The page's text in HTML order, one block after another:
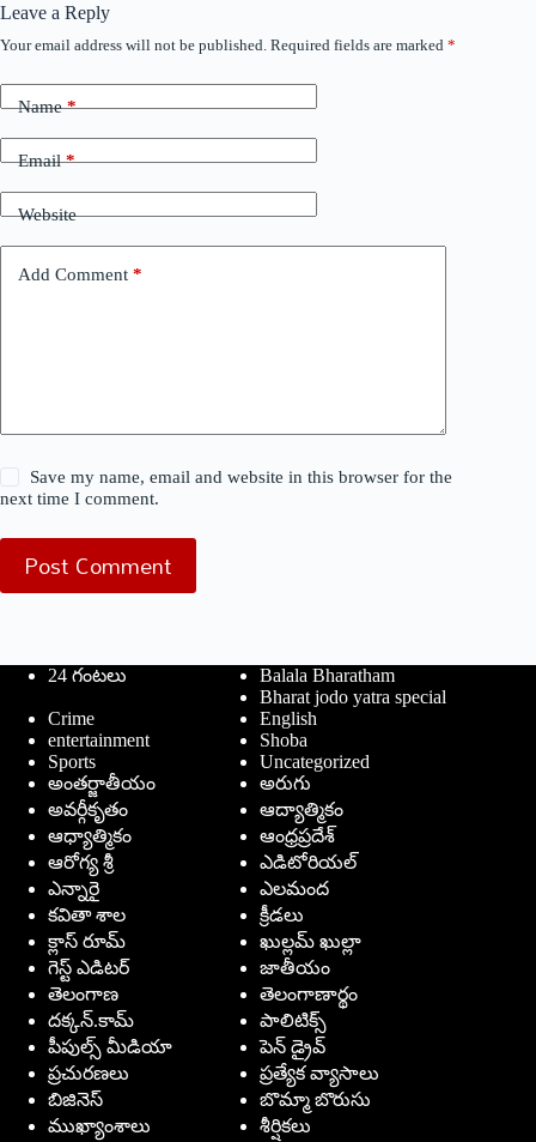
Leave a Reply
Your email address will not be published. Required fields are marked *
Name*
Email*
Website
Add Comment *
Save my name, email and website in this browser for the
next time I comment.
Post Comment
24 గంటలు
Balala Bharatham
Bharat jodo yatra special
Crime
English
entertainment
Shoba
Sports
Uncategorized
అంతర్జాతీయం
అరుగు
అవర్గీకృతం
ఆద్యాత్మికం
ఆధ్యాత్మికం
ఆంధ్రప్రదేశ్
ఆరోగ్య శ్రీ
ఎడిటోరియల్
ఎన్నారై
ఎలమంద
కవితా శాల
క్రీడలు
క్లాస్ రూమ్
ఖుల్లమ్ ఖుల్లా
గెస్ట్ ఎడిటర్
జాతీయం
తెలంగాణ
తెలంగాణార్థం
దక్కన్.కామ్
పాలిటిక్స్
పీపుల్స్ ‌మీడియా
పెన్ డ్రైవ్
ప్రచురణలు
ప్రత్యేక వ్యాసాలు
బిజినెస్
బొమ్మా బొరుసు
ముఖ్యాంశాలు
శీర్షికలు